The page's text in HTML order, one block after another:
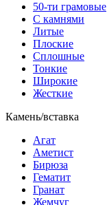
50-ти грамовые
С камнями
Литые
Плоские
Сплошные
Тонкие
Широкие
Жесткие
Камень/вставка
Агат
Аметист
Бирюза
Гематит
Гранат
Жемчуг